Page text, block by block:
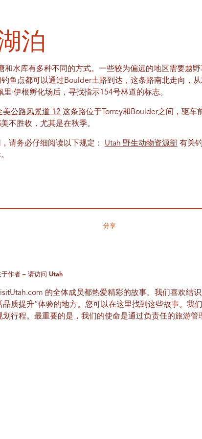
泊
和水库有多种不同的方式。一些较为偏远的地区需要越
鱼点都可以通过Boulder土路到达，这条路南北走向，
·伊根孵化场后，寻找指示154号林道的标志。
美公路风景道 12 这条路位于Torrey和Boulder之间，驱车
不胜收，尤其是在秋季。
请务必仔细阅读以下规定： Utah 野生动物资源部 有关
分享
于作者 – 请访问 Utah
的全体成员都热爱精彩的故事。我们喜欢结
品质提升”体验的地方。您可以在这里找到这些故事。我
划行程。最重要的是，我们的使命是通过负责任的旅游管